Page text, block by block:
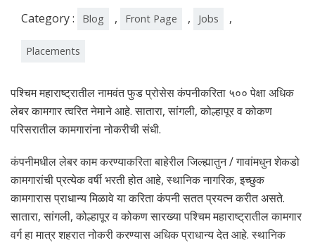
Category : Blog , Front Page , Jobs ,
Placements
पश्चिम महाराष्ट्रातील नामवंत फुड प्रोसेस कंपनीकरिता ५०० पेक्षा अधिक
लेबर कामगार त्वरित नेमाने आहे. सातारा, सांगली, कोल्हापूर व कोकण
परिसरातील कामगारांना नोकरीची संधी.
कंपनीमधील लेबर काम करण्याकरिता बाहेरील जिल्ह्यातुन / गावांमधुन शेकडो
कामगारांची प्रत्येक वर्षी भरती होत आहे, स्थानिक नागरिक, इच्छुक
कामगारास प्राधान्य मिळावे या करिता कंपनी सतत प्रयत्न करीत असते.
सातारा, सांगली, कोल्हापूर व कोकण सारख्या पश्चिम महाराष्ट्रातील कामगार
वर्ग हा मात्र शहरात नोकरी करण्यास अधिक प्राधान्य देत आहे. स्थानिक